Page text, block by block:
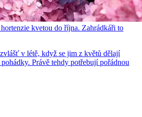
kvetou do října. Zahrádkáři to
v létě, když se jim z květů dělají
Právě tehdy potřebují pořádnou